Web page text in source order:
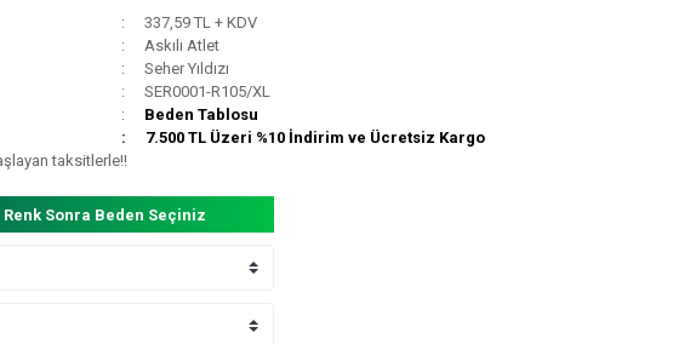
337,59 TL + KDV
Askılı Atlet
Seher Yıldızı
SER0001-R105/XL
Beden Tablosu
7.500 TL Üzeri %10 İndirim ve Ücretsiz Kargo
taksitlerle!!
Renk Sonra Beden Seçiniz